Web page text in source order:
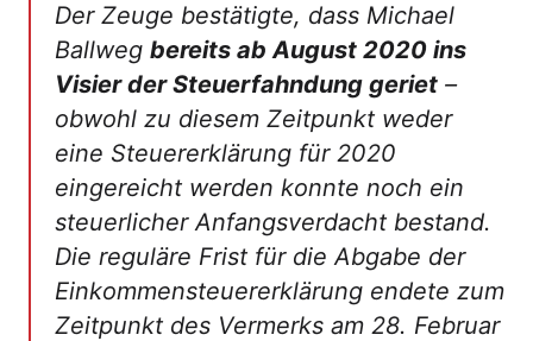
Der Zeuge bestätigte, dass Michael
Ballweg bereits ab August 2020 ins
Visier der Steuerfahndung geriet –
obwohl zu diesem Zeitpunkt weder
eine Steuererklärung für 2020
eingereicht werden konnte noch ein
steuerlicher Anfangsverdacht bestand.
Die reguläre Frist für die Abgabe der
Einkommensteuererklärung endete zum
Zeitpunkt des Vermerks am 28. Februar